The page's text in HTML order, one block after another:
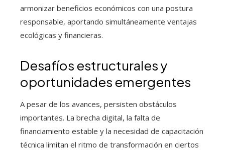
armonizar beneficios económicos con una postura
responsable, aportando simultáneamente ventajas
ecológicas y financieras.
Desafíos estructurales y
oportunidades emergentes
A pesar de los avances, persisten obstáculos
importantes. La brecha digital, la falta de
financiamiento estable y la necesidad de capacitación
técnica limitan el ritmo de transformación en ciertos